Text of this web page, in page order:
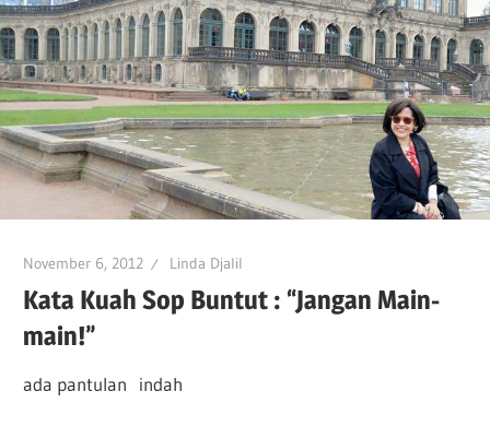
November 6, 2012 Linda Djalil
Kata Kuah Sop Buntut : “Jangan Main-
main!”
ada pantulan indah